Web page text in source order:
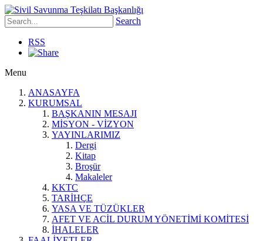
Search
RSS
Menu
ANASAYFA
KURUMSAL
BAŞKANIN MESAJI
MİSYON - VİZYON
YAYINLARIMIZ
Dergi
Kitap
Broşür
Makaleler
KKTC
TARİHÇE
YASA VE TÜZÜKLER
AFET VE ACİL DURUM YÖNETİMİ KOMİTESİ
İHALELER